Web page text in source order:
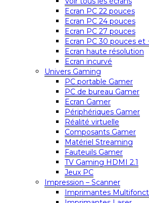
Ecran PC 22 pouces
Ecran PC 24 pouces
Ecran PC 27 pouces
Ecran PC 30 pouces et
Ecran haute résolution
Ecran incurvé
Univers Gaming
PC portable Gamer
PC de bureau Gamer
Ecran Gamer
Périphériques Gamer
Réalité virtuelle
Composants Gamer
Matériel Streaming
Fauteuils Gamer
TV Gaming HDMI 2.1
Jeux PC
Impression – Scanner
Imprimantes